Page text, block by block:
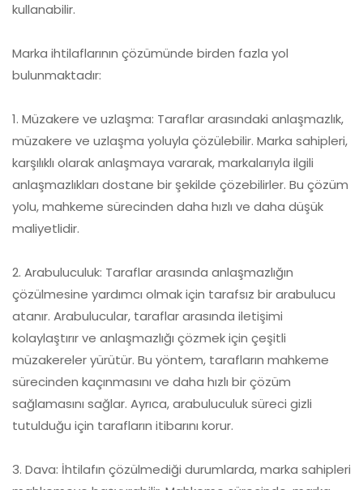
kullanabilir.
Marka ihtilaflarının çözümünde birden fazla yol
bulunmaktadır:
1. Müzakere ve uzlaşma: Taraflar arasındaki anlaşmazlık,
müzakere ve uzlaşma yoluyla çözülebilir. Marka sahipleri,
karşılıklı olarak anlaşmaya vararak, markalarıyla ilgili
anlaşmazlıkları dostane bir şekilde çözebilirler. Bu çözüm
yolu, mahkeme sürecinden daha hızlı ve daha düşük
maliyetlidir.
2. Arabuluculuk: Taraflar arasında anlaşmazlığın
çözülmesine yardımcı olmak için tarafsız bir arabulucu
atanır. Arabulucular, taraflar arasında iletişimi
kolaylaştırır ve anlaşmazlığı çözmek için çeşitli
müzakereler yürütür. Bu yöntem, tarafların mahkeme
sürecinden kaçınmasını ve daha hızlı bir çözüm
sağlamasını sağlar. Ayrıca, arabuluculuk süreci gizli
tutulduğu için tarafların itibarını korur.
3. Dava: İhtilafın çözülmediği durumlarda, marka sahipleri